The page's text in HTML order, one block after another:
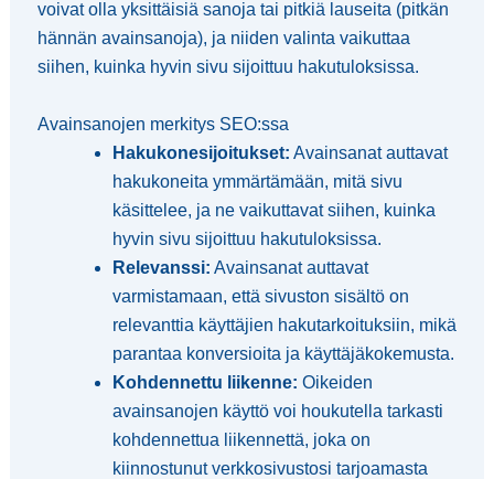
voivat olla yksittäisiä sanoja tai pitkiä lauseita (pitkän
hännän avainsanoja), ja niiden valinta vaikuttaa
siihen, kuinka hyvin sivu sijoittuu hakutuloksissa.
Avainsanojen merkitys SEO:ssa
Hakukonesijoitukset: Avainsanat auttavat
hakukoneita ymmärtämään, mitä sivu
käsittelee, ja ne vaikuttavat siihen, kuinka
hyvin sivu sijoittuu hakutuloksissa.
Relevanssi: Avainsanat auttavat
varmistamaan, että sivuston sisältö on
relevanttia käyttäjien hakutarkoituksiin, mikä
parantaa konversioita ja käyttäjäkokemusta.
Kohdennettu liikenne: Oikeiden
avainsanojen käyttö voi houkutella tarkasti
kohdennettua liikennettä, joka on
kiinnostunut verkkosivustosi tarjoamasta